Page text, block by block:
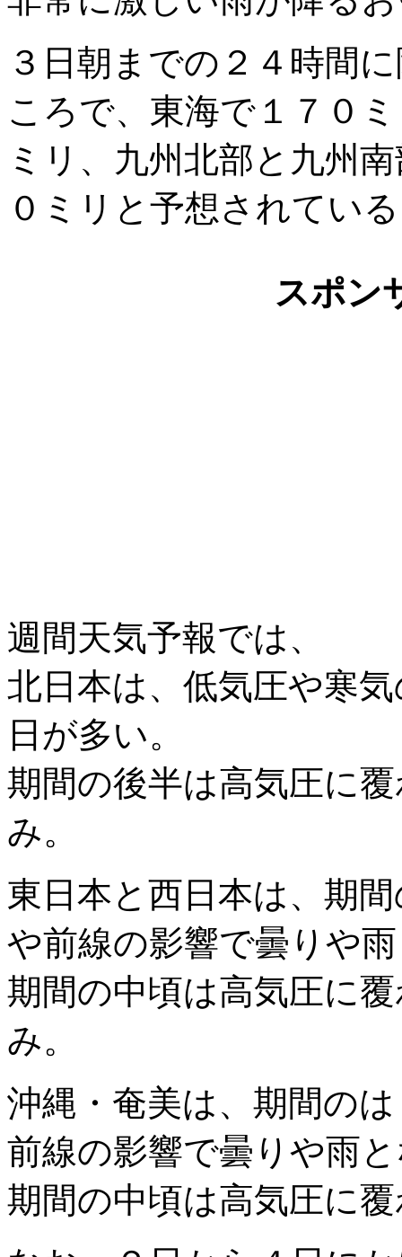
３日朝までの２４時間
ころで、東海で１７０
ミリ、九州北部と九州
０ミリと予想されてい
スポン
週間天気予報では、
北日本は、低気圧や寒
日が多い。
期間の後半は高気圧に
み。
東日本と西日本は、期
や前線の影響で曇りや
期間の中頃は高気圧に
み。
沖縄・奄美は、期間の
前線の影響で曇りや雨
期間の中頃は高気圧に